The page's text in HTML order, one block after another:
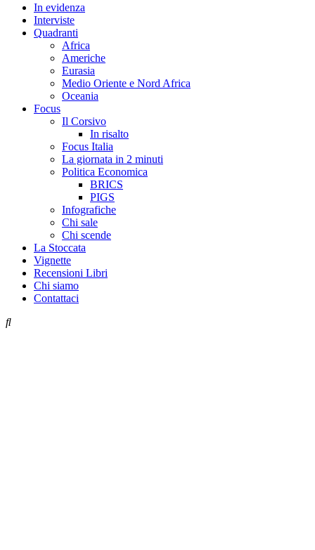
In evidenza
Interviste
Quadranti
Africa
Americhe
Eurasia
Medio Oriente e Nord Africa
Oceania
Focus
Il Corsivo
In risalto
Focus Italia
La giornata in 2 minuti
Politica Economica
BRICS
PIGS
Infografiche
Chi sale
Chi scende
La Stoccata
Vignette
Recensioni Libri
Chi siamo
Contattaci